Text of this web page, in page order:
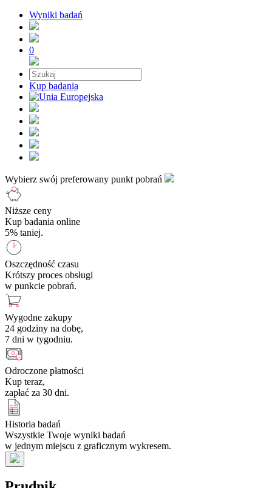
Wyniki badań
0
Kup badania
Wybierz swój preferowany punkt pobrań
Niższe ceny
Kup badania online
5% taniej.
Oszczędność czasu
Krótszy proces obsługi
w punkcie pobrań.
Wygodne zakupy
24 godziny na dobę,
7 dni w tygodniu.
Odroczone płatności
Kup teraz,
zapłać za 30 dni.
Historia badań
Wszystkie Twoje wyniki badań
w jednym miejscu z graficznym wykresem.